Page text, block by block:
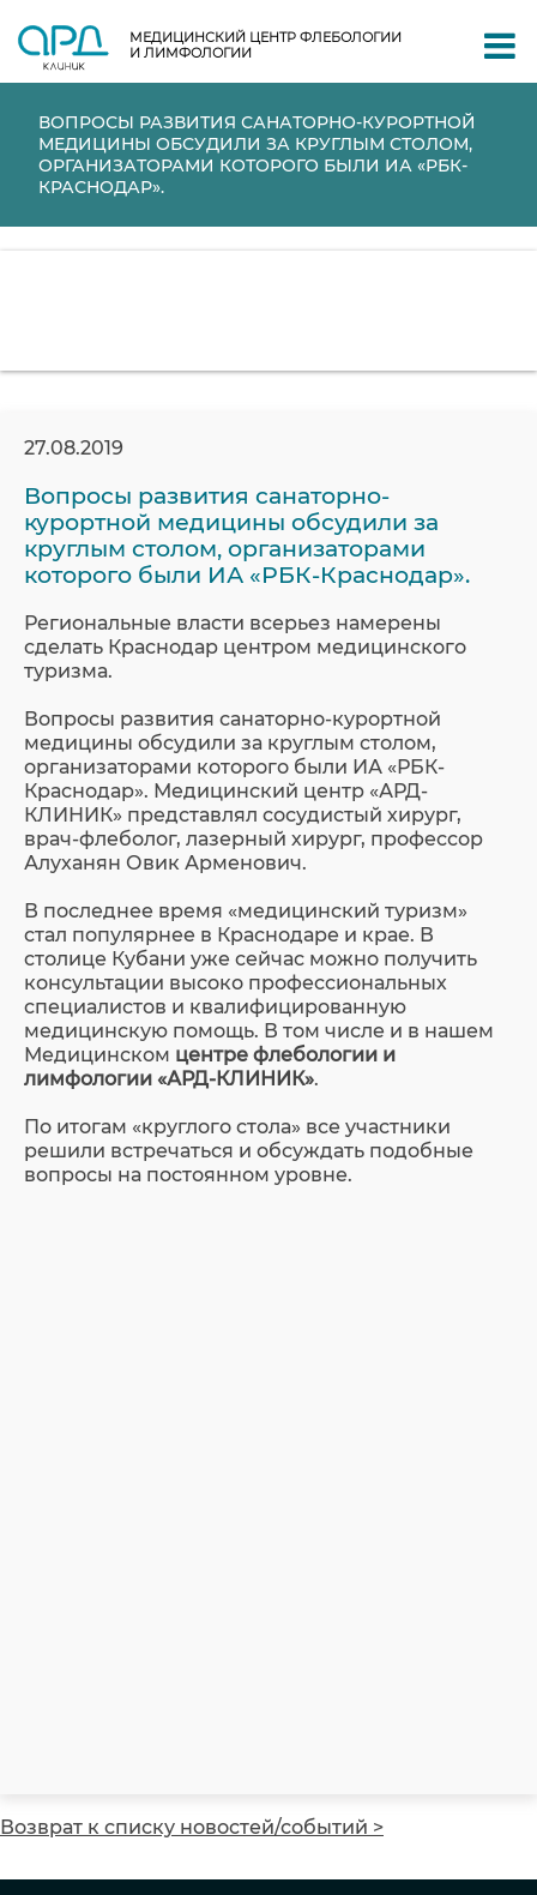
МЕДИЦИНСКИЙ ЦЕНТР ФЛЕБОЛОГИИ
И ЛИМФОЛОГИИ
ВОПРОСЫ РАЗВИТИЯ САНАТОРНО-КУРОРТНОЙ
МЕДИЦИНЫ ОБСУДИЛИ ЗА КРУГЛЫМ СТОЛОМ,
ОРГАНИЗАТОРАМИ КОТОРОГО БЫЛИ ИА «РБК-
КРАСНОДАР».
27.08.2019
Вопросы развития санаторно-
курортной медицины обсудили за
круглым столом, организаторами
которого были ИА «РБК-Краснодар».
Региональные власти всерьез намерены
сделать Краснодар центром медицинского
туризма.
Вопросы развития санаторно-курортной
медицины обсудили за круглым столом,
организаторами которого были ИА «РБК-
Краснодар». Медицинский центр «АРД-
КЛИНИК» представлял сосудистый хирург,
врач-флеболог, лазерный хирург, профессор
Алуханян Овик Арменович.
В последнее время «медицинский туризм»
стал популярнее в Краснодаре и крае. В
столице Кубани уже сейчас можно получить
консультации высоко профессиональных
специалистов и квалифицированную
медицинскую помощь. В том числе и в нашем
Медицинском центре флебологии и
лимфологии «АРД-КЛИНИК».
По итогам «круглого стола» все участники
решили встречаться и обсуждать подобные
вопросы на постоянном уровне.
Возврат к списку новостей/событий >